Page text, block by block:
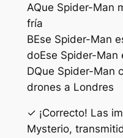
AQue Spider-Man
fría
BEse Spider-Man
doEse Spider-Man
DQue Spider-Man
drones a Londres
✓ ¡Correcto! Las
Mysterio,